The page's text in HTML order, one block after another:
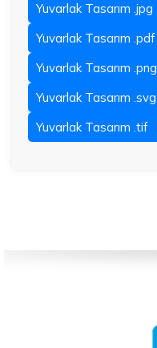
Yuvarlak Tasarım .jpg
Yuvarlak Tasarım .pdf
Yuvarlak Tasarım .png
Yuvarlak Tasarım .svg
Yuvarlak Tasarım .tif